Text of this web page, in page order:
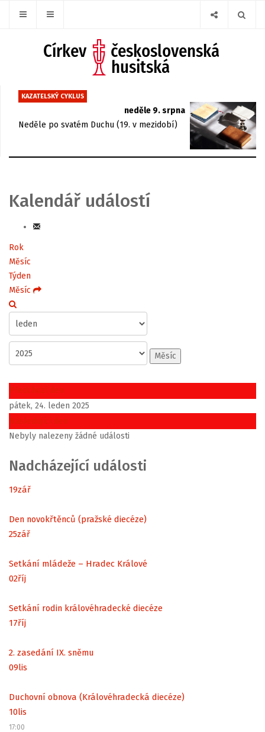
KAZATELSKÝ CYKLUS
neděle 9. srpna
Neděle po svatém Duchu (19. v mezidobí)
Kalendář událostí
Rok
Měsíc
Týden
Měsíc
Měsíc
Předchozí den
pátek, 24. leden 2025
Následující den
Nebyly nalezeny žádné události
Nadcházející události
19zář
Den novokřtěnců (pražské diecéze)
25zář
Setkání mládeže – Hradec Králové
02říj
Setkání rodin královéhradecké diecéze
17říj
2. zasedání IX. sněmu
09lis
Duchovní obnova (Královéhradecká diecéze)
10lis
17:00